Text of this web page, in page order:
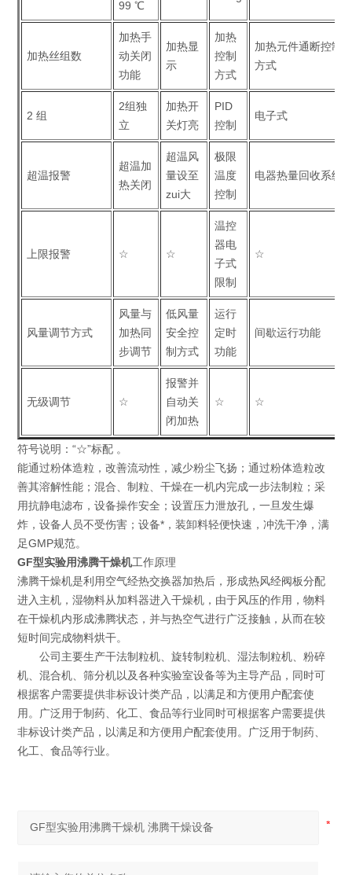
99 ℃
加热丝组数
加热手
动关闭
功能
加热显
示
加热
控制
方式
加热元件通断控制
方式
2 组
2组独
立
加热开
关灯亮
PID
控制
电子式
超温报警
超温加
热关闭
超温风
量设至
zui大
极限
温度
控制
电器热量回收系统
上限报警 ☆ ☆
温控
器电
子式
限制
☆
风量调节方式
风量与
加热同
步调节
低风量
安全控
制方式
运行
定时
功能
间歇运行功能
无级调节 ☆
报警并
自动关
闭加热
☆ ☆
符号说明：“☆”标配 。
能通过粉体造粒，改善流动性，减少粉尘飞扬；通过粉体造粒改
善其溶解性能；混合、制粒、干燥在一机内完成一步法制粒；采
用抗静电滤布，设备操作安全；设置压力泄放孔，一旦发生爆
炸，设备人员不受伤害；设备*，装卸料轻便快速，冲洗干净，满
足GMP规范。
GF型实验用沸腾干燥机工作原理
沸腾干燥机是利用空气经热交换器加热后，形成热风经阀板分配
进入主机，湿物料从加料器进入干燥机，由于风压的作用，物料
在干燥机内形成沸腾状态，并与热空气进行广泛接触，从而在较
短时间完成物料烘干。
公司主要生产干法制粒机、旋转制粒机、湿法制粒机、粉碎
机、混合机、筛分机以及各种实验室设备等为主导产品，同时可
根据客户需要提供非标设计类产品，以满足和方便用户配套使
用。广泛用于制药、化工、食品等行业同时可根据客户需要提供
非标设计类产品，以满足和方便用户配套使用。广泛用于制药、
化工、食品等行业。